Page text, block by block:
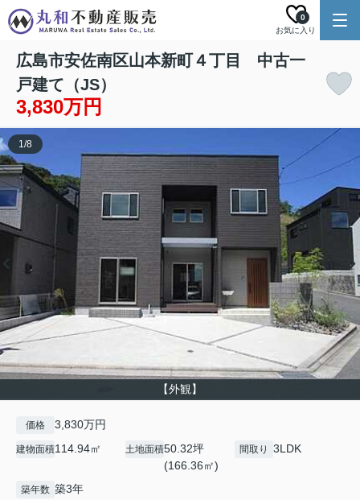
お気に入り
0
広島市安佐南区山本新町４丁目 中古一
戸建て（JS）
3,830万円
【外観】
1/8
価格 3,830万円
建物面積114.94㎡ 土地面積50.32坪
(166.36㎡)
間取り 3LDK
築年数 築3年